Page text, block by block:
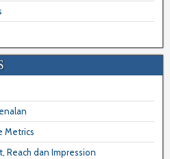
Metrics
Reach dan Impression